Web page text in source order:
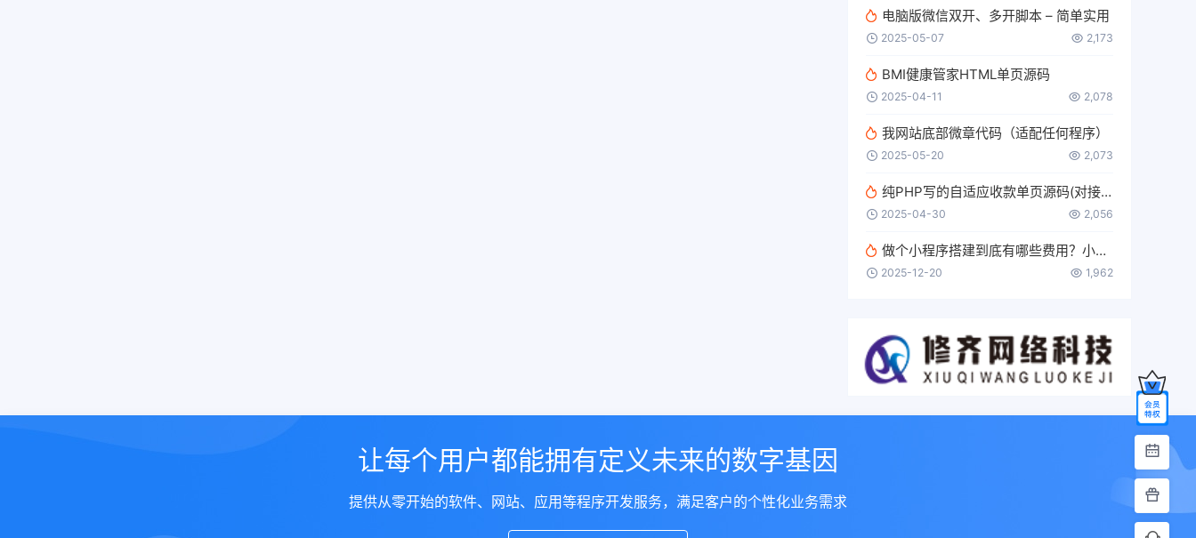
电脑版微信双开、多开脚本 – 简单实用
2025-05-07 2,173
BMI健康管家HTML单页源码
2025-04-11 2,078
我网站底部微章代码（适配任何程序）
2025-05-20 2,073
纯PHP写的自适应收款单页源码(对接易支付)
2025-04-30 2,056
做个小程序搭建到底有哪些费用？小程序多少钱？
2025-12-20 1,962
让每个用户都能拥有定义未来的数字基因
提供从零开始的软件、网站、应用等程序开发服务，满足客户的个性化业务需求